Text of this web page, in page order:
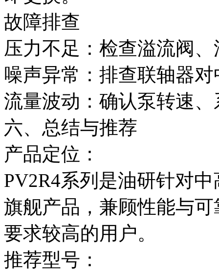
故障排查
压力不足：检查溢流阀
噪声异常：排查联轴器
流量波动：确认泵转速
六、总结与推荐
产品定位：
PV2R4系列是油研针对
旗舰产品，兼顾性能与
要求较高的用户。
推荐型号：